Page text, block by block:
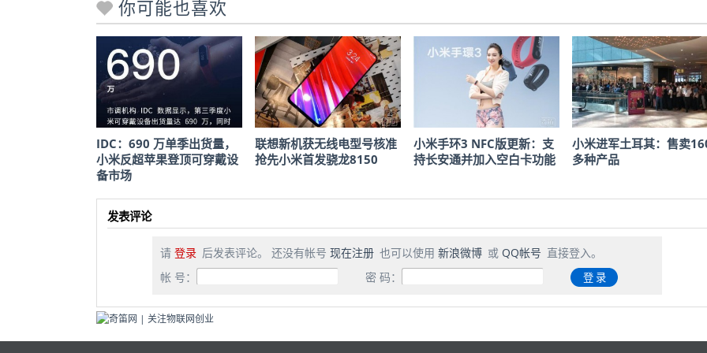
你可能也喜欢
IDC：690 万单季出货量，
小米反超苹果登顶可穿戴设
备市场
联想新机获无线电型号核准
抢先小米首发骁龙8150
小米手环3 NFC版更新：支
持长安通并加入空白卡功能
小米进军土耳其：售卖
多种产品
发表评论
请 登录 后发表评论。 还没有帐号 现在注册 也可以使用 新浪微博 或 QQ帐号 直接登入。
帐 号：
密 码：